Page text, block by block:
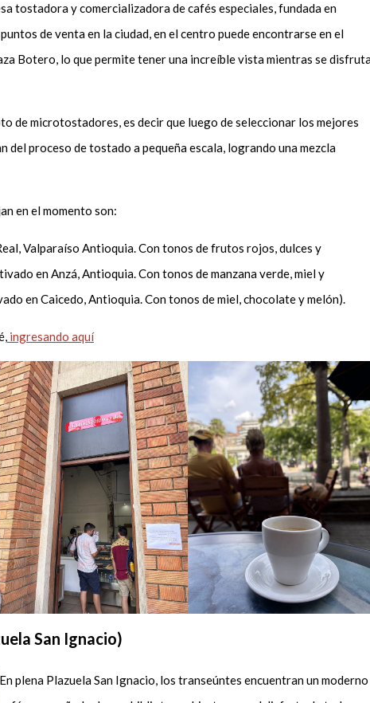
tostadora y comercializadora de cafés especiales, fundada en
de venta en la ciudad, en el centro puede encontrarse en el
Botero, lo que permite tener una increíble vista mientras se
de microtostadores, es decir que luego de seleccionar los mejores
del proceso de tostado a pequeña escala, logrando una mezcla
en el momento son:
Valparaíso Antioquia. Con tonos de frutos rojos, dulces y
en Anzá, Antioquia. Con tonos de manzana verde, miel y
en Caicedo, Antioquia. Con tonos de miel, chocolate y melón).
ingresando aquí
San Ignacio)
plena Plazuela San Ignacio, los transeúntes encuentran un moderno